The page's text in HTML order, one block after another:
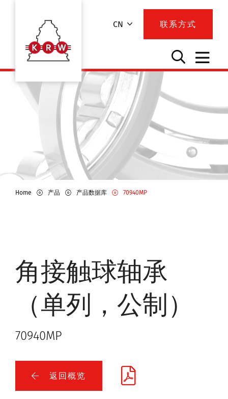
CN 联系方式
Home 产品 产品数据库 70940MP
角接触球轴承
（单列，公制）
70940MP
返回概览